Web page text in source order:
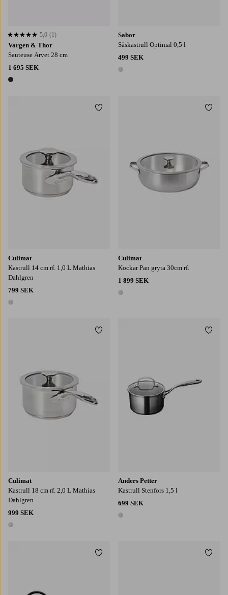
Vargen & Thor
Sauteuse Arvet 28 cm
1 695 SEK
1 färg
5,0 baserat på 1 st betyg
5,0 (1)
Sabor
Såskastrull Optimal 0,5 l
499 SEK
1 färg
Culimat
Kastrull 14 cm rf. 1,0 L Mathias
Dahlgren
799 SEK
1 färg
Lägg till i favoriter
Culimat
Kockar Pan gryta 30cm rf.
1 899 SEK
1 färg
Culimat
Kastrull 18 cm rf. 2,0 L Mathias
Dahlgren
999 SEK
1 färg
Lägg till i favoriter
Anders Petter
Kastrull Stenfors 1,5 l
699 SEK
1 färg
Lägg till i favoriter